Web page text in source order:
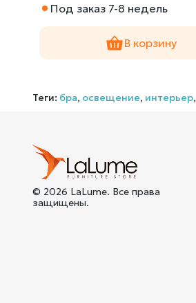
Под заказ 7-8 недель
В корзину
Теги: бра, освещение, интерьер,
© 2026 LaLume. Все права
защищены.